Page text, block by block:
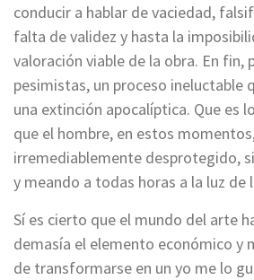
conducir a hablar de vaciedad,
falta de validez y hasta la
valoración viable de la obra. En fin,
pesimistas, un proceso ineluctable
una extinción apocalíptica. Que es
que el hombre, en estos
irremediablemente desprotegido,
y meando a todas horas a la luz de
Sí es cierto que el mundo del arte
demasía el elemento económico y
de transformarse en un yo me lo